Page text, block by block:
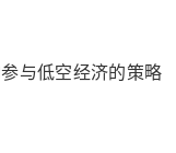
与低空经济的策略